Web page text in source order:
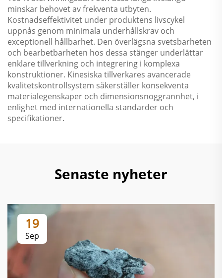
minskar behovet av frekventa utbyten.
Kostnadseffektivitet under produktens livscykel
uppnås genom minimala underhållskrav och
exceptionell hållbarhet. Den överlägsna svetsbarheten
och bearbetbarheten hos dessa stänger underlättar
enklare tillverkning och integrering i komplexa
konstruktioner. Kinesiska tillverkares avancerade
kvalitetskontrollsystem säkerställer konsekventa
materialegenskaper och dimensionsnoggrannhet, i
enlighet med internationella standarder och
specifikationer.
Senaste nyheter
19
Sep